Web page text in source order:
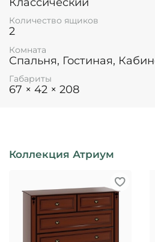
Количество ящиков
2
Комната
Спальня, Гостиная,
Габариты
67 × 42 × 208
Коллекция Атриум